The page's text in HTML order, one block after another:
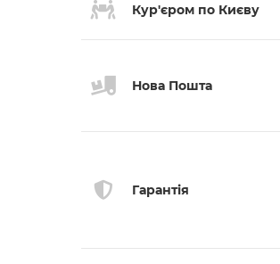
Кур'єром по Києву
Нова Пошта
Гарантія